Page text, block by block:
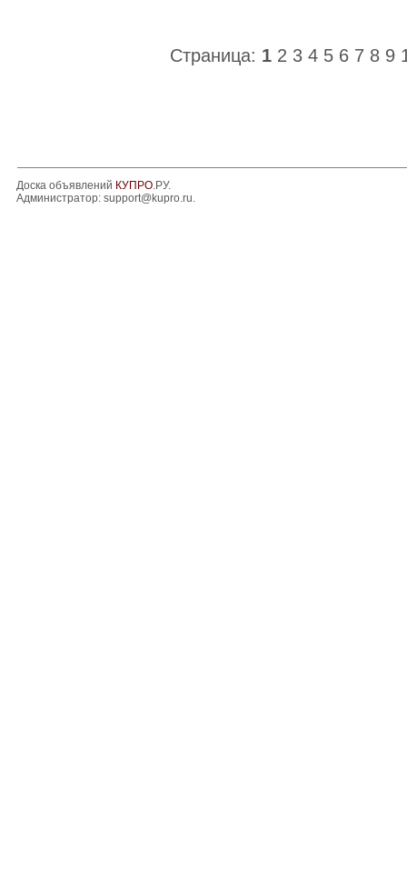
Страница: 1 2 3 4 5 6 7 8 9
Доска объявлений КУПРО.РУ.
Администратор: support@kupro.ru.